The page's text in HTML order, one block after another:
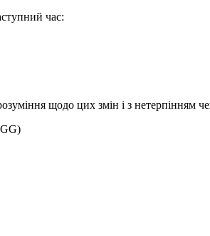
час:
щодо цих змін і з нетерпінням